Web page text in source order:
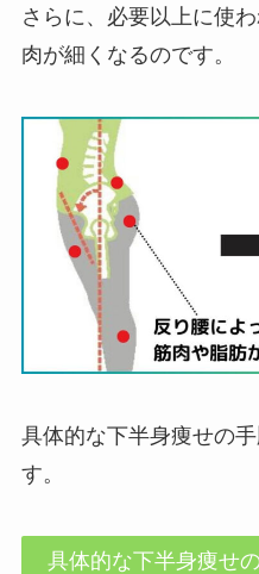
さらに、必要以上に使
肉が細くなるのです。
具体的な下半身痩せの
す。
具体的な下半身痩せ